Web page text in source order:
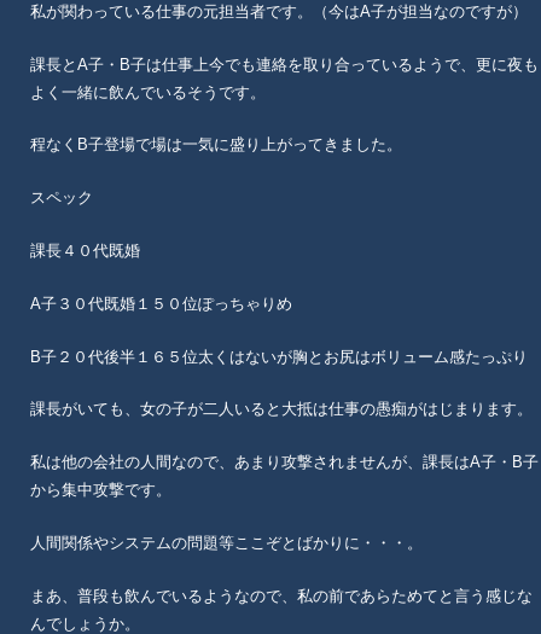
私が関わっている仕事の元担当者です。（今はA子が担当なのですが）
課長とA子・B子は仕事上今でも連絡を取り合っているようで、更に夜も
よく一緒に飲んでいるそうです。
程なくB子登場で場は一気に盛り上がってきました。
スペック
課長４０代既婚
A子３０代既婚１５０位ぽっちゃりめ
B子２０代後半１６５位太くはないが胸とお尻はボリューム感たっぷり
課長がいても、女の子が二人いると大抵は仕事の愚痴がはじまります。
私は他の会社の人間なので、あまり攻撃されませんが、課長はA子・B子
から集中攻撃です。
人間関係やシステムの問題等ここぞとばかりに・・・。
まあ、普段も飲んでいるようなので、私の前であらためてと言う感じな
んでしょうか。